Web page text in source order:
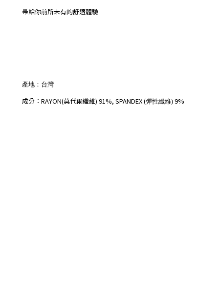
帶給你前所未有的舒適體驗
產地：台灣
成分：RAYON(莫代爾纖維) 91%, SPANDEX (彈性纖維)9%